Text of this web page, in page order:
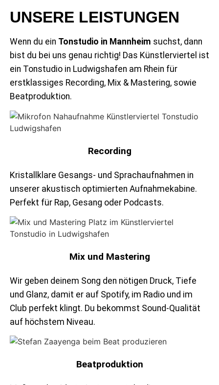
UNSERE LEISTUNGEN
Wenn du ein Tonstudio in Mannheim suchst, dann
bist du bei uns genau richtig! Das Künstlerviertel ist
ein Tonstudio in Ludwigshafen am Rhein für
erstklassiges Recording, Mix & Mastering, sowie
Beatproduktion.
Recording
Kristallklare Gesangs- und Sprachaufnahmen in
unserer akustisch optimierten Aufnahmekabine.
Perfekt für Rap, Gesang oder Podcasts.
Mix und Mastering
Wir geben deinem Song den nötigen Druck, Tiefe
und Glanz, damit er auf Spotify, im Radio und im
Club perfekt klingt. Du bekommst Sound-Qualität
auf höchstem Niveau.
Beatproduktion